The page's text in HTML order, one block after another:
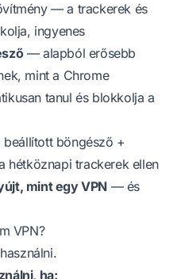
— a trackerek és
ingyenes
— alapból erősebb
mint a Chrome
tanul és blokkolja a
böngésző +
hétköznapi trackerek ellen
mint egy VPN — és
VPN?
ha: